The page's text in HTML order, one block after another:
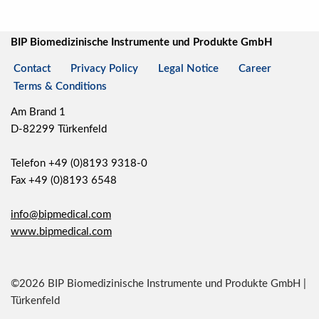
BIP Biomedizinische Instrumente und Produkte GmbH
Contact Privacy Policy Legal Notice
Career
Terms & Conditions
Am Brand 1
D-82299 Türkenfeld
Telefon +49 (0)8193 9318-0
Fax +49 (0)8193 6548
info@bipmedical.com
www.bipmedical.com
©2026 BIP Biomedizinische Instrumente und Produkte GmbH |
Türkenfeld